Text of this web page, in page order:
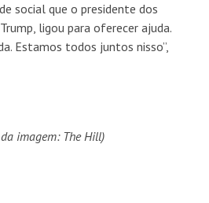
social que o presidente dos
ligou para oferecer ajuda.
Estamos todos juntos nisso”,
imagem: The Hill)